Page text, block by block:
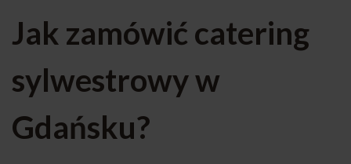
Jak zamówić catering
sylwestrowy w
Gdańsku?